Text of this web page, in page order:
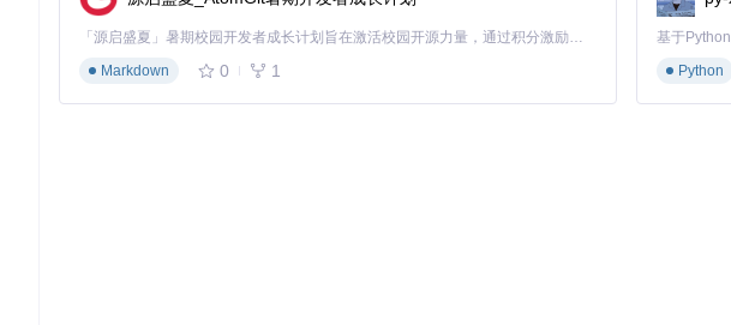
构建个性化交互角色
角色配置模块→user_data/characters/提供了角色定义功能，用户可以创建具有特定性格
色的名称、描述和对话示例，让AI生成更加符合预期的回复。
「源启盛夏」暑期校园开发者成长计划旨在激活校园开源力量，通过积分激励、认证扶持、资源倾斜等形式，引导高校组织和开发者完成「入驻 — 建项目 — 做贡献 — 获认证 — 得资源」的完整闭环。无论你是想带领社团入驻平台的组织者，还是希望用代码贡献证明自己的开发者，都能在这里找到属于你的成长路径。
Markdown
0 1
Python